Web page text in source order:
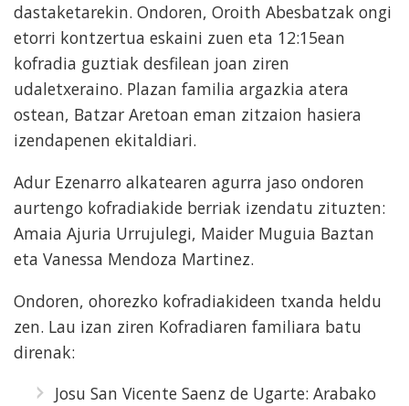
dastaketarekin. Ondoren, Oroith Abesbatzak ongi
etorri kontzertua eskaini zuen eta 12:15ean
kofradia guztiak desfilean joan ziren
udaletxeraino. Plazan familia argazkia atera
ostean, Batzar Aretoan eman zitzaion hasiera
izendapenen ekitaldiari.
Adur Ezenarro alkatearen agurra jaso ondoren
aurtengo kofradiakide berriak izendatu zituzten:
Amaia Ajuria Urrujulegi, Maider Muguia Baztan
eta Vanessa Mendoza Martinez.
Ondoren, ohorezko kofradiakideen txanda heldu
zen. Lau izan ziren Kofradiaren familiara batu
direnak:
Josu San Vicente Saenz de Ugarte: Arabako